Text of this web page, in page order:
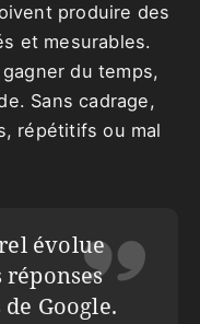
produire des
et mesurables.
du temps,
Sans cadrage,
répétitifs ou mal
évolue
réponses
Google.